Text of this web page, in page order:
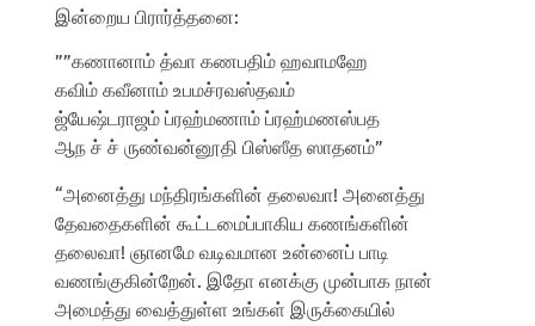
இன்றைய பிரார்த்தனை:
””கணானாம் த்வா கணபதிம் ஹவாமஹே
கவிம் கவீனாம் உபமச்ரவஸ்தவம்
ஜ்யேஷ்டராஜம் ப்ரஹ்மணாம் ப்ரஹ்மணஸ்பத
ஆந ச் ச் ருண்வன்னூதி பிஸ்ஸீத ஸாதனம்”
“அனைத்து மந்திரங்களின் தலைவா! அனைத்து
தேவதைகளின் கூட்டமைப்பாகிய கணங்களின்
தலைவா! ஞானமே வடிவமான உன்னைப் பாடி
வணங்குகின்றேன். இதோ எனக்கு முன்பாக நான்
அமைத்து வைத்துள்ள உங்கள் இருக்கையில்